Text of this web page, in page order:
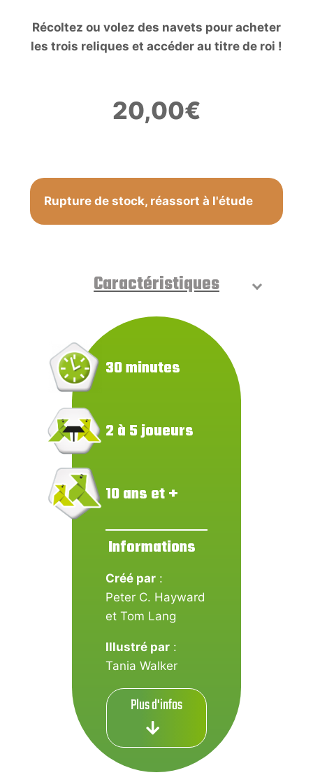
Récoltez ou volez des navets pour acheter
les trois reliques et accéder au titre de roi !
20,00€
Rupture de stock, réassort à l'étude
Caractéristiques
30 minutes
2 à 5 joueurs
10 ans et +
Informations
Créé par :
Peter C. Hayward
et Tom Lang
Illustré par :
Tania Walker
Plus d'infos